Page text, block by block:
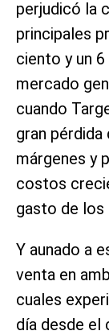
perjudicó la
principales
ciento y un
mercado
cuando
gran pérdida
márgenes y
costos
gasto de los
Y aunado a
venta en
cuales
día desde el